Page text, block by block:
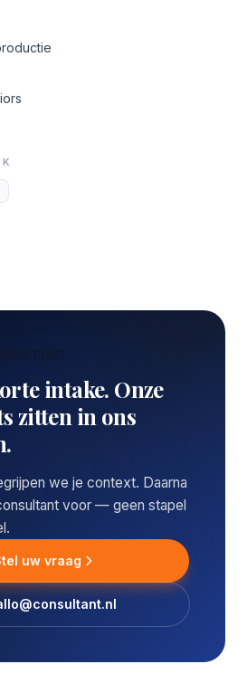
intake. Onze
zitten in ons
we je context. Daarna
voor — geen stapel
uw vraag